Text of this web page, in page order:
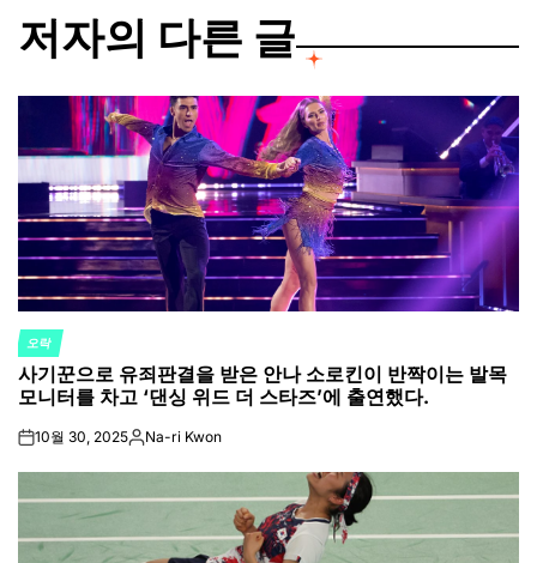
저자의 다른 글
POSTED
IN
오락
사기꾼으로 유죄판결을 받은 안나 소로킨이 반짝이는 발목
모니터를 차고 ‘댄싱 위드 더 스타즈’에 출연했다.
on10월 30, 2025Posted
Na-ri Kwon